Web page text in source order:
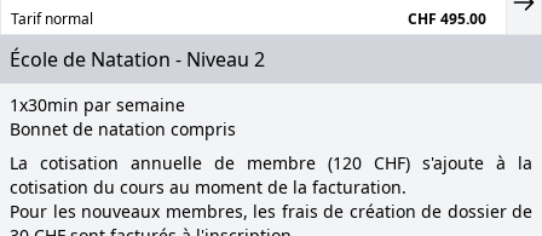
Tarif normal CHF 495.00
École de Natation - Niveau 2
1x30min par semaine
Bonnet de natation compris
La cotisation annuelle de membre (120 CHF) s'ajoute à la
cotisation du cours au moment de la facturation.
Pour les nouveaux membres, les frais de création de dossier de